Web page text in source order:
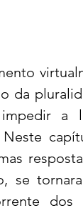
da
a
se
dos